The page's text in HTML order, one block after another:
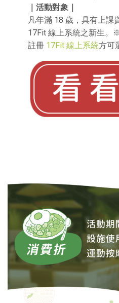
｜活動對象｜
凡年滿 18 歲，具有上課
17Fit 線上系統之新生。
註冊 17Fit 線上系統方可